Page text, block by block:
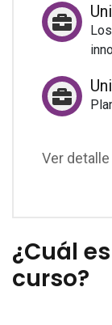
Ver detalle
¿Cuál
curso?